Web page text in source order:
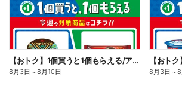
【おトク】1個買うと1個もらえる/アイス
8月3日 ～8月10日 8月3日 ～8